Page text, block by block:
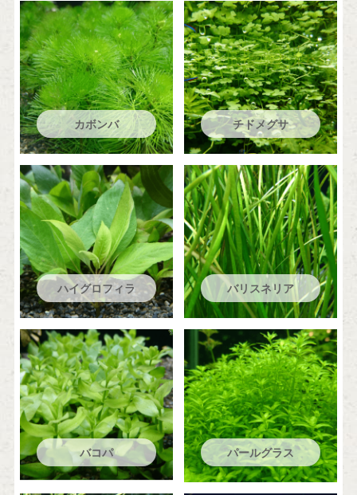
カボンバ チドメグサ
ハイグロフィラ バリスネリア
バコパ パールグラス